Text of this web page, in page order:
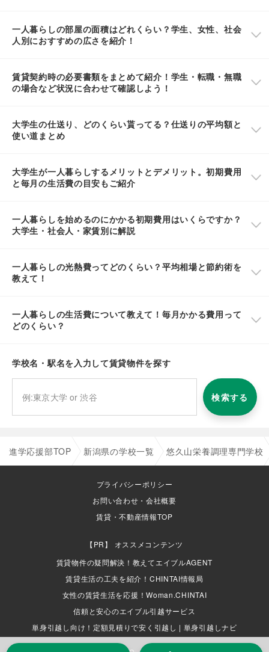
一人暮らしの部屋の面積はどれくらい？学生、女性、社会
人別におすすめの広さを紹介！
賃貸契約時の必要書類をまとめて紹介！学生・転職・無職
の場合など状況に合わせて確認しよう！
大学生の仕送り、どのくらい貰ってる？仕送りの平均額と
使い道まとめ
大学生が一人暮らしするメリットとデメリット。初期費用
と毎月の生活費の目安もご紹介
一人暮らしを始めるのにかかる初期費用はいくらですか？
大学生・社会人・家賃別に解説
一人暮らしの光熱費ってどのくらい？平均相場と節約術を
教えて！
一人暮らしの生活費について教えて！毎月かかる費用って
どのくらい？
学校名・駅名を入力して賃貸物件を探す
検索する
進学応援部TOP 新潟県の学校一覧 悠久山栄養調理専門学校
プライバシーポリシー
お問い合わせ・会社概要
賃貸・不動産情報TOP
オススメコンテンツ
賃貸物件の疑問解決！教えてエイブルAGENT
賃貸生活の工夫を紹介！CHINTAI情報局
女性の賃貸生活を応援！Woman.CHINTAI
信頼と安心のエイブル引越サービス
単身引越し向け！定額見積りで安く引越し | 単身引越しナビ